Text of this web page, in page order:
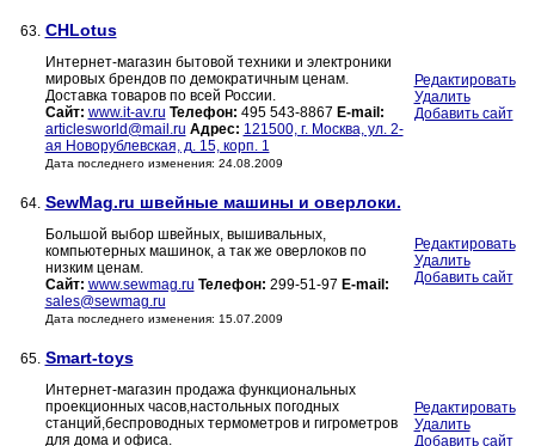
63. CHLotus
Интернет-магазин бытовой техники и электроники
мировых брендов по демократичным ценам.
Доставка товаров по всей России.
Сайт: www.it-av.ru Телефон: 495 543-8867 E-mail:
articlesworld@mail.ru Адрес: 121500, г. Москва, ул. 2-
ая Новорублевская, д. 15, корп. 1
Дата последнего изменения: 24.08.2009
Редактировать
Удалить
Добавить сайт
64. SewMag.ru швейные машины и оверлоки.
Большой выбор швейных, вышивальных,
компьютерных машинок, а так же оверлоков по
низким ценам.
Сайт: www.sewmag.ru Телефон: 299-51-97 E-mail:
sales@sewmag.ru
Дата последнего изменения: 15.07.2009
Редактировать
Удалить
Добавить сайт
65. Smart-toys
Интернет-магазин продажа функциональных
проекционных часов,настольных погодных
станций,беспроводных термометров и гигрометров
для дома и офиса.
Редактировать
Удалить
Добавить сайт